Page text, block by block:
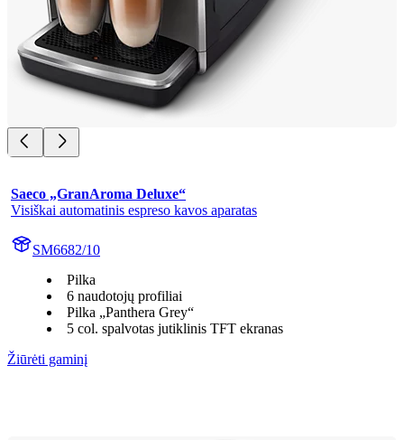
Saeco „GranAroma Deluxe“
Visiškai automatinis espreso kavos aparatas
SM6682/10
Pilka
6 naudotojų profiliai
Pilka „Panthera Grey“
5 col. spalvotas jutiklinis TFT ekranas
Žiūrėti gaminį